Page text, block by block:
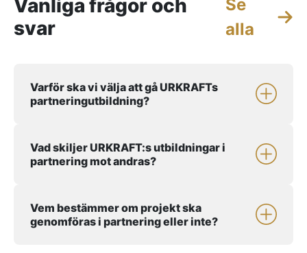
Vanliga frågor och
svar
Se
alla
Varför ska vi välja att gå URKRAFTs
partneringutbildning?
Vad skiljer URKRAFT:s utbildningar i
partnering mot andras?
Vem bestämmer om projekt ska
genomföras i partnering eller inte?